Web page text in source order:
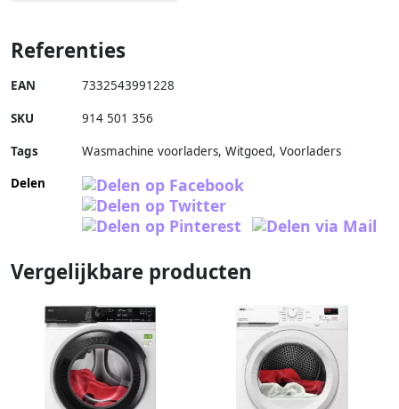
Referenties
EAN 7332543991228
SKU 914 501 356
Tags
Wasmachine voorladers, Witgoed, Voorladers
Delen
Vergelijkbare producten